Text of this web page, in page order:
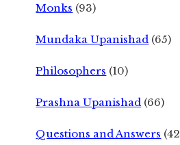
Monks (93)
Mundaka Upanishad (65)
Philosophers (10)
Prashna Upanishad (66)
Questions and Answers